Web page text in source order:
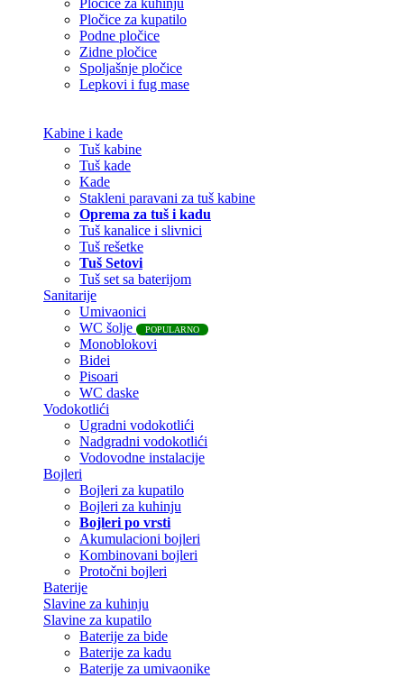
Pločice za kuhinju
Pločice za kupatilo
Podne pločice
Zidne pločice
Spoljašnje pločice
Lepkovi i fug mase
Kabine i kade
Tuš kabine
Tuš kade
Kade
Stakleni paravani za tuš kabine
Oprema za tuš i kadu
Tuš kanalice i slivnici
Tuš rešetke
Tuš Setovi
Tuš set sa baterijom
Sanitarije
Umivaonici
WC šolje
POPULARNO
Monoblokovi
Bidei
Pisoari
WC daske
Vodokotlići
Ugradni vodokotlići
Nadgradni vodokotlići
Vodovodne instalacije
Bojleri
Bojleri za kupatilo
Bojleri za kuhinju
Bojleri po vrsti
Akumulacioni bojleri
Kombinovani bojleri
Protočni bojleri
Baterije
Slavine za kuhinju
Slavine za kupatilo
Baterije za bide
Baterije za kadu
Baterije za umivaonike